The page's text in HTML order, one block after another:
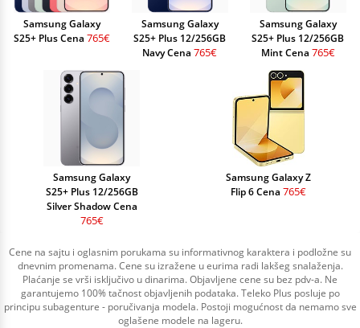
Samsung Galaxy
S25+ Plus Cena 765€
Samsung Galaxy
S25+ Plus 12/256GB
Navy Cena 765€
Samsung Galaxy
S25+ Plus 12/256GB
Mint Cena 765€
Samsung Galaxy
S25+ Plus 12/256GB
Silver Shadow Cena
765€
Samsung Galaxy Z
Flip 6 Cena 765€
Cene na sajtu i oglasnim porukama su informativnog karaktera i podložne su
dnevnim promenama. Cene su izražene u eurima radi lakšeg snalaženja.
Plaćanje se vrši isključivo u dinarima. Objavljene cene su bez pdv-a. Ne
garantujemo 100% tačnost objavljenih podataka. Teleko Plus posluje po
principu subagenture - poručivanja modela. Postoji mogućnost da nemamo sve
oglašene modele na lageru.